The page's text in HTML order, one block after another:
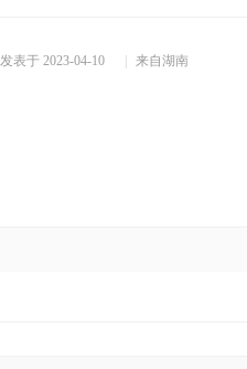
发表于 2023-04-10 来自湖南